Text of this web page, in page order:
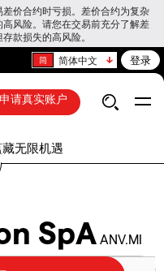
价合约时亏损。差价合约为复杂
风险。请您在交易前充分了解差
款损失的高风险。
简体中文 登录
申请真实账户
无限机遇
SpA ANV.MI